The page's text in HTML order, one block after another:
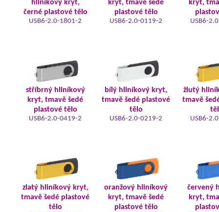
hliníkový kryt,
černé plastové tělo
USB6-2.0-1801-2
kryt, tmavě šedé
plastové tělo
USB6-2.0-0119-2
kryt,
USB6-
stříbrný hliníkový
kryt, tmavě šedé
plastové tělo
USB6-2.0-0419-2
bílý hliníkový kryt,
tmavě šedé plastové
tělo
USB6-2.0-0219-2
žlutý
tmavě
USB6-
zlatý hliníkový kryt,
tmavě šedé plastové
tělo
oranžový hliníkový
kryt, tmavě šedé
plastové tělo
červený
kryt,